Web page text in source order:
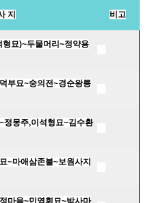
지 비고
형묘)~두물머리 ~정약용
부묘~숭의전~경순왕릉
~정몽주,이석형묘~김수환
~마애삼존불~보원사지
마을~민영휘묘~박사마